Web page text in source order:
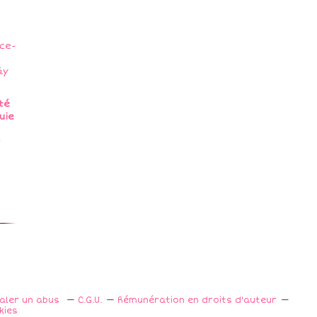
un abus C.G.U.
Rémunération en droits d'auteur